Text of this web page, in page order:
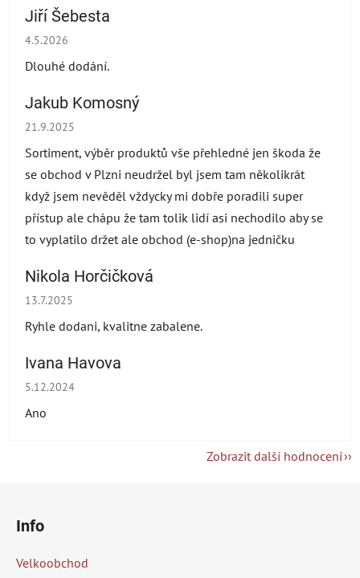
Jiří Šebesta
Hodnocení obchodu je 2 z 5 hvězdiček.
4.5.2026
Dlouhé dodání.
Jakub Komosný
Hodnocení obchodu je 5 z 5 hvězdiček.
21.9.2025
Sortiment, výběr produktů vše přehledné jen škoda že
se obchod v Plzni neudržel byl jsem tam několikrát
když jsem nevěděl vždycky mi dobře poradili super
přístup ale chápu že tam tolik lidí asi nechodilo aby se
to vyplatilo držet ale obchod (e-shop)na jedničku
Nikola Horčičková
Hodnocení obchodu je 5 z 5 hvězdiček.
13.7.2025
Ryhle dodani, kvalitne zabalene.
Ivana Havova
Hodnocení obchodu je 5 z 5 hvězdiček.
5.12.2024
Ano
Zobrazit další hodnocení
Info
Velkoobchod